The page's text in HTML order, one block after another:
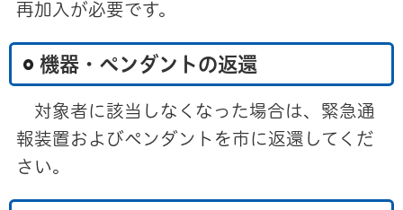
再加入が必要です。
機器・ペンダントの返還
対象者に該当しなくなった場合は、緊急通
報装置およびペンダントを市に返還してくだ
さい。